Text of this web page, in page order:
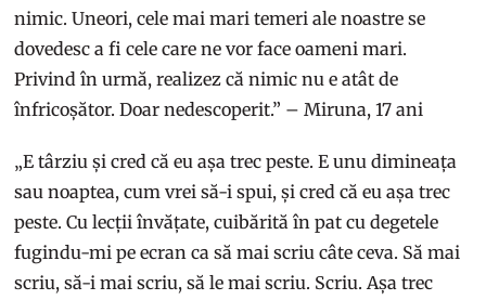
nimic. Uneori, cele mai mari temeri ale noastre se
dovedesc a fi cele care ne vor face oameni mari.
Privind în urmă, realizez că nimic nu e atât de
înfricoșător. Doar nedescoperit.” – Miruna, 17 ani
„E târziu și cred că eu așa trec peste. E unu dimineața
sau noaptea, cum vrei să-i spui, și cred că eu așa trec
peste. Cu lecții învățate, cuibărită în pat cu degetele
fugindu-mi pe ecran ca să mai scriu câte ceva. Să mai
scriu, să-i mai scriu, să le mai scriu. Scriu. Așa trec